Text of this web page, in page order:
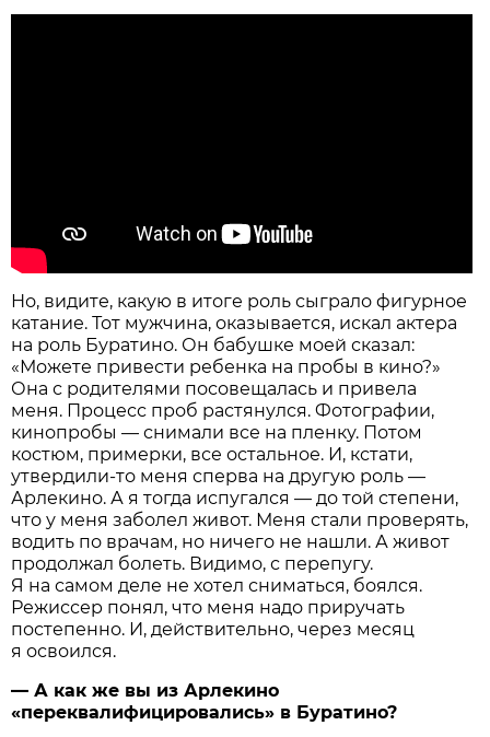
Но, видите, какую в итоге роль сыграло фигурное
катание. Тот мужчина, оказывается, искал актера
на роль Буратино. Он бабушке моей сказал:
«Можете привести ребенка на пробы в кино?»
Она с родителями посовещалась и привела
меня. Процесс проб растянулся. Фотографии,
кинопробы — снимали все на пленку. Потом
костюм, примерки, все остальное. И, кстати,
утвердили-то меня сперва на другую роль —
Арлекино. А я тогда испугался — до той степени,
что у меня заболел живот. Меня стали проверять,
водить по врачам, но ничего не нашли. А живот
продолжал болеть. Видимо, с перепугу.
Я на самом деле не хотел сниматься, боялся.
Режиссер понял, что меня надо приручать
постепенно. И, действительно, через месяц
я освоился.
— А как же вы из Арлекино
«переквалифицировались» в Буратино?